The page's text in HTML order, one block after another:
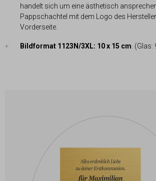
handelt sich um eine ästhetisch
Pappschachtel mit dem Logo des
Vorderseite.
Bildformat 1123N/3XL: 10 x 15 cm .